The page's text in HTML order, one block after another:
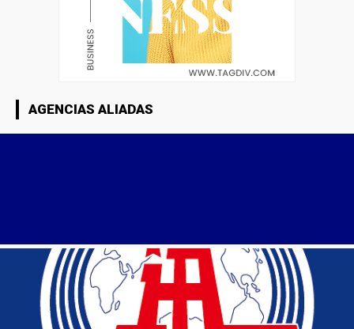
AGENCIAS ALIADAS